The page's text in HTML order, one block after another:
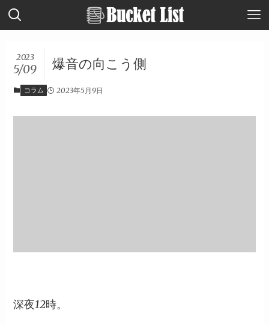
爆音の向こう側
2023
5/09
コラム 2023年5月9日
深夜12時。